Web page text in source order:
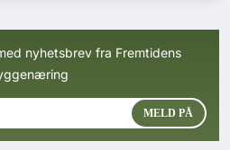
nyhetsbrev fra Fremtidens